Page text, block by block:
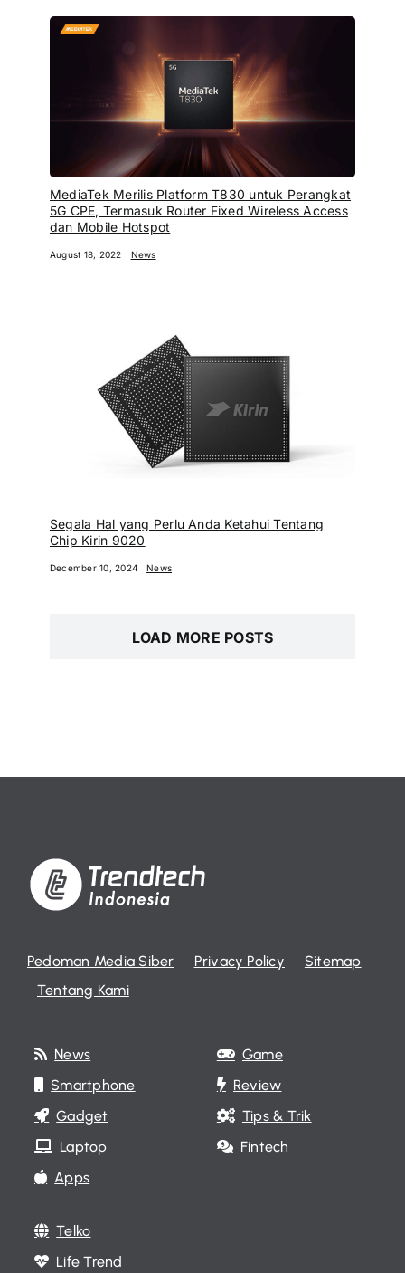
MediaTek Merilis Platform T830 untuk Perangkat
5G CPE, Termasuk Router Fixed Wireless Access
dan Mobile Hotspot
August 18, 2022 News
Segala Hal yang Perlu Anda Ketahui Tentang
Chip Kirin 9020
December 10, 2024 News
LOAD MORE POSTS
Pedoman Media Siber Privacy Policy
Sitemap
Tentang Kami
News
Smartphone
Gadget
Laptop
Apps
Game
Review
Tips & Trik
Fintech
Telko
Life Trend